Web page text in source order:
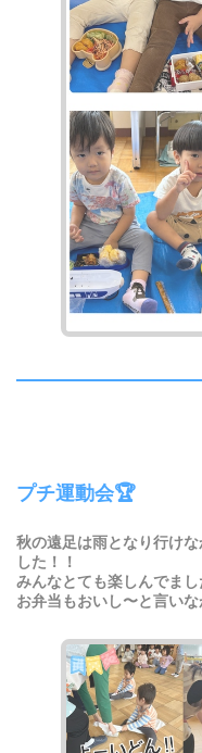
プチ運動会🏆
秋の遠足は雨となり行け
した！！
みんなとても楽しんでま
お弁当もおいし〜と言い